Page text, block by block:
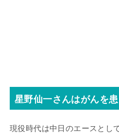
星野仙一さんはがんを
現役時代は中日のエースとし